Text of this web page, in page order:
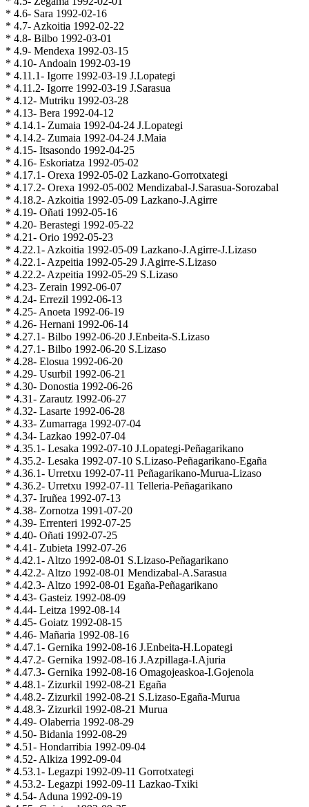
* 4.6- Sara 1992-02-16
* 4.7- Azkoitia 1992-02-22
* 4.8- Bilbo 1992-03-01
* 4.9- Mendexa 1992-03-15
* 4.10- Andoain 1992-03-19
* 4.11.1- Igorre 1992-03-19 J.Lopategi
* 4.11.2- Igorre 1992-03-19 J.Sarasua
* 4.12- Mutriku 1992-03-28
* 4.13- Bera 1992-04-12
* 4.14.1- Zumaia 1992-04-24 J.Lopategi
* 4.14.2- Zumaia 1992-04-24 J.Maia
* 4.15- Itsasondo 1992-04-25
* 4.16- Eskoriatza 1992-05-02
* 4.17.1- Orexa 1992-05-02 Lazkano-Gorrotxategi
* 4.17.2- Orexa 1992-05-002 Mendizabal-J.Sarasua-Sorozabal
* 4.18.2- Azkoitia 1992-05-09 Lazkano-J.Agirre
* 4.19- Oñati 1992-05-16
* 4.20- Berastegi 1992-05-22
* 4.21- Orio 1992-05-23
* 4.22.1- Azkoitia 1992-05-09 Lazkano-J.Agirre-J.Lizaso
* 4.22.1- Azpeitia 1992-05-29 J.Agirre-S.Lizaso
* 4.22.2- Azpeitia 1992-05-29 S.Lizaso
* 4.23- Zerain 1992-06-07
* 4.24- Errezil 1992-06-13
* 4.25- Anoeta 1992-06-19
* 4.26- Hernani 1992-06-14
* 4.27.1- Bilbo 1992-06-20 J.Enbeita-S.Lizaso
* 4.27.1- Bilbo 1992-06-20 S.Lizaso
* 4.28- Elosua 1992-06-20
* 4.29- Usurbil 1992-06-21
* 4.30- Donostia 1992-06-26
* 4.31- Zarautz 1992-06-27
* 4.32- Lasarte 1992-06-28
* 4.33- Zumarraga 1992-07-04
* 4.34- Lazkao 1992-07-04
* 4.35.1- Lesaka 1992-07-10 J.Lopategi-Peñagarikano
* 4.35.2- Lesaka 1992-07-10 S.Lizaso-Peñagarikano-Egaña
* 4.36.1- Urretxu 1992-07-11 Peñagarikano-Murua-Lizaso
* 4.36.2- Urretxu 1992-07-11 Telleria-Peñagarikano
* 4.37- Iruñea 1992-07-13
* 4.38- Zornotza 1991-07-20
* 4.39- Errenteri 1992-07-25
* 4.40- Oñati 1992-07-25
* 4.41- Zubieta 1992-07-26
* 4.42.1- Altzo 1992-08-01 S.Lizaso-Peñagarikano
* 4.42.2- Altzo 1992-08-01 Mendizabal-A.Sarasua
* 4.42.3- Altzo 1992-08-01 Egaña-Peñagarikano
* 4.43- Gasteiz 1992-08-09
* 4.44- Leitza 1992-08-14
* 4.45- Goiatz 1992-08-15
* 4.46- Mañaria 1992-08-16
* 4.47.1- Gernika 1992-08-16 J.Enbeita-H.Lopategi
* 4.47.2- Gernika 1992-08-16 J.Azpillaga-I.Ajuria
* 4.47.3- Gernika 1992-08-16 Omagojeaskoa-I.Gojenola
* 4.48.1- Zizurkil 1992-08-21 Egaña
* 4.48.2- Zizurkil 1992-08-21 S.Lizaso-Egaña-Murua
* 4.48.3- Zizurkil 1992-08-21 Murua
* 4.49- Olaberria 1992-08-29
* 4.50- Bidania 1992-08-29
* 4.51- Hondarribia 1992-09-04
* 4.52- Alkiza 1992-09-04
* 4.53.1- Legazpi 1992-09-11 Gorrotxategi
* 4.53.2- Legazpi 1992-09-11 Lazkao-Txiki
* 4.54- Aduna 1992-09-19